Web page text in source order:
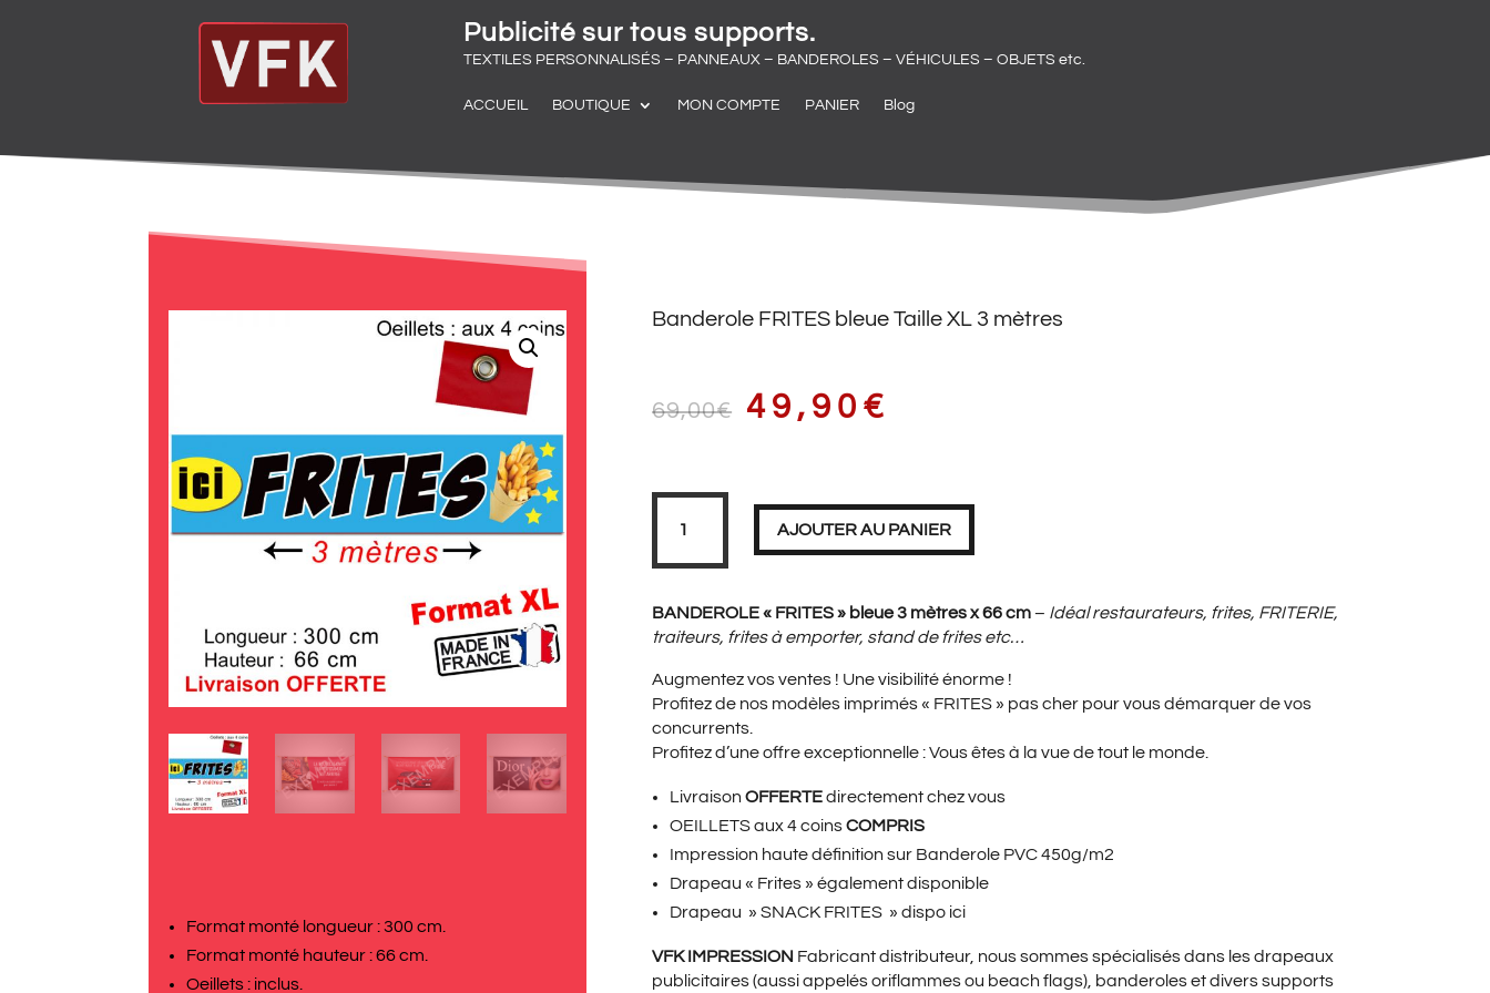
Publicité sur tous supports.
TEXTILES PERSONNALISÉS – PANNEAUX – BANDEROLES – VÉHICULES – OBJETS etc.
ACCUEIL BOUTIQUE MON COMPTE PANIER Blog
Format monté longueur : 300 cm.
Format monté hauteur : 66 cm.
Oeillets : inclus.
Banderole FRITES bleue Taille XL 3 mètres
69,00€ LE
PRIX
INITIAL
ÉTAIT :
69,00€.
49,90 €
PRIX
ACTUEL
EST :
49,90€.
quantité
Banderole
bleue
XL
3
mètres
AJOUTER AU PANIER
BANDEROLE « FRITES » bleue 3 mètres x 66 cm– Idéal restaurateurs, frites, FRITERIE,
traiteurs, frites à emporter, stand de frites etc…
Augmentez vos ventes ! Une visibilité énorme !
Profitez de nos modèles imprimés « FRITES » pas cher pour vous démarquer de vos
concurrents.
Profitez d’une offre exceptionnelle : Vous êtes à la vue de tout le monde.
LivraisonOFFERTEdirectement chez vous
OEILLETS aux 4 coinsCOMPRIS
Impression haute définition sur Banderole PVC 450g/m2
Drapeau « Frites » également disponible
Drapeau » SNACK FRITES » dispo ici
VFK IMPRESSION Fabricant distributeur, nous sommes spécialisés dans les drapeaux
publicitaires (aussi appelés oriflammes ou beach flags), banderoles et divers supports